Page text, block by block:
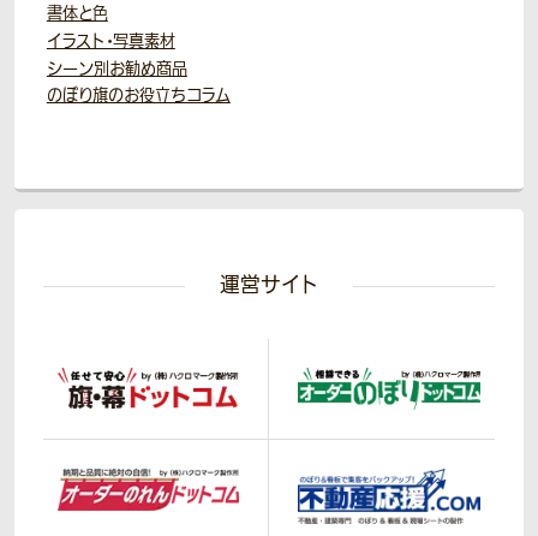
書体と色
イラスト・写真素材
シーン別お勧め商品
のぼり旗のお役立ちコラム
運営サイト